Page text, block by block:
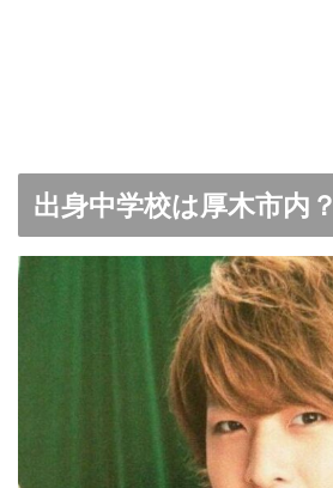
出身中学校は厚木市内？